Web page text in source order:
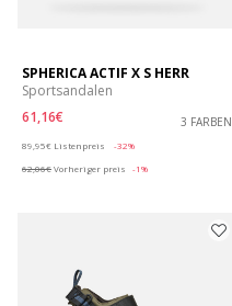
SPHERICA ACTIF X S HERR
Sportsandalen
61,16€
3 FARBEN
89,95€ Listenpreis
-32%
62,06€Vorheriger preis -1%